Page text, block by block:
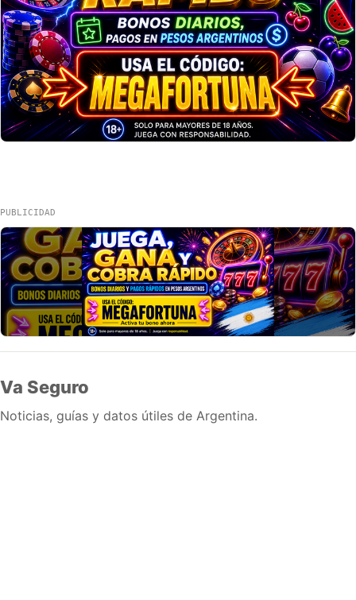
PUBLICIDAD
Va Seguro
Noticias, guías y datos útiles de Argentina.